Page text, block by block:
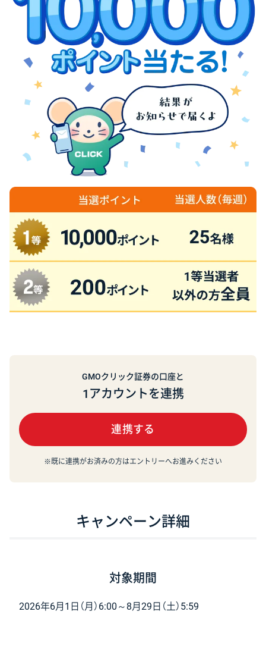
GMOクリック証券の口座と
1アカウントを連携
連携する
※既に連携がお済みの方はエントリーへお進みください
キャンペーン詳細
対象期間
2026年6月1日（月）6:00～ 8月29日（土）5:59